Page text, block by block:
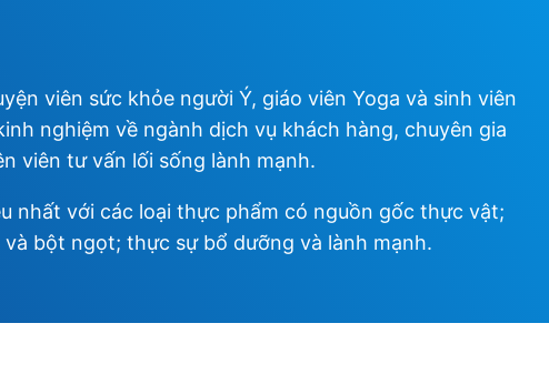
viên sức khỏe người Ý, giáo viên Yoga và sinh viên
nghiệm về ngành dịch vụ khách hàng, chuyên gia
viên tư vấn lối sống lành mạnh.
nhất với các loại thực phẩm có nguồn gốc thực vật;
bột ngọt; thực sự bổ dưỡng và lành mạnh.